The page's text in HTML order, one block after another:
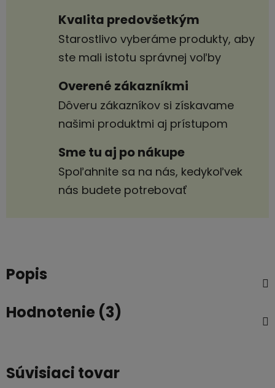
Kvalita predovšetkým
Starostlivo vyberáme produkty, aby
ste mali istotu správnej voľby
Overené zákazníkmi
Dôveru zákazníkov si získavame
našimi produktmi aj prístupom
Sme tu aj po nákupe
Spoľahnite sa na nás, kedykoľvek
nás budete potrebovať
Popis
Hodnotenie (3)
Súvisiaci tovar